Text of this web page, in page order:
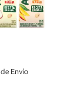
Envío